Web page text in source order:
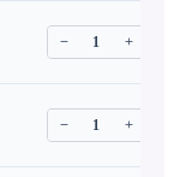
− 1 +
− 1 +